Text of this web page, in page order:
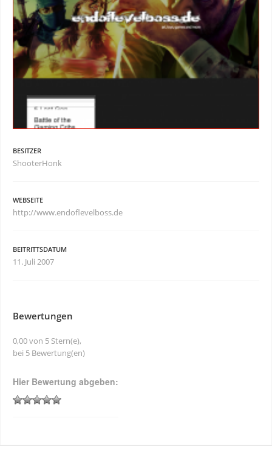
BESITZER
ShooterHonk
WEBSEITE
http://www.endoflevelboss.de
BEITRITTSDATUM
11. Juli 2007
Bewertungen
0,00 von 5 Stern(e),
bei 5 Bewertung(en)
Hier Bewertung abgeben: